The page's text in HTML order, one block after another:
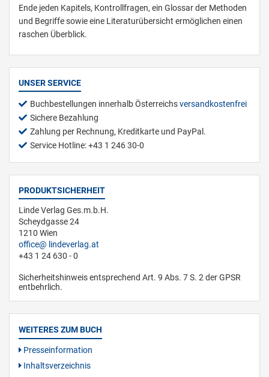
Ende jeden Kapitels, Kontrollfragen, ein Glossar der Methoden
und Begriffe sowie eine Literaturübersicht ermöglichen einen
raschen Überblick.
UNSER SERVICE
Buchbestellungen innerhalb Österreichsversandkostenfrei
Sichere Bezahlung
Zahlung per Rechnung, Kreditkarte und PayPal.
Service Hotline: +43 1 246 30-0
PRODUKTSICHERHEIT
Linde Verlag Ges.m.b.H.
Scheydgasse 24
1210 Wien
office
lindeverlag.at
+43 1 24 630 - 0
Sicherheitshinweis entsprechend Art. 9 Abs. 7 S. 2 der GPSR
entbehrlich.
WEITERES ZUM BUCH
Presseinformation
Inhaltsverzeichnis